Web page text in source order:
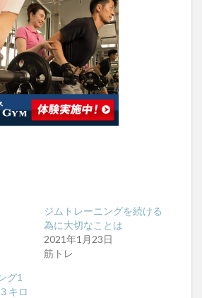
ジムトレーニングを続ける
為に大切なことは
2021年1月23日
筋トレ
グ1
キロ